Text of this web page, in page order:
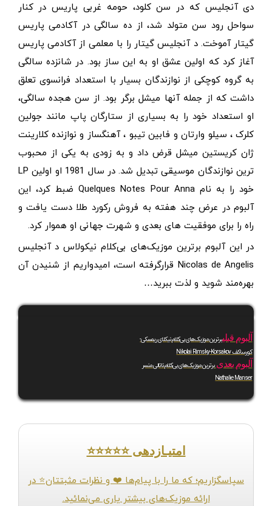
دی آنجلیس که در سن کلود، حومه غربی پاریس در کنار
سواحل رود سن متولد شد، از ده سالگی در آکادمی پاریس
گیتار آموخت. د آنجلیس گیتار را با معلمی از آکادمی پاریس
آغاز کرد که اولین عشق او به این ساز بود. در شانزده سالگی
به گروه کوچکی از نوازندگان بسیار با استعداد فرانسوی تعلق
داشت که از جمله آنها میشل برگر بود. از سن هجده سالگی،
او استعداد خود را به بسیاری از ستارگان پاپ مانند جولین
کلرک ، سیلو وارتان و فابین تیبو ، آهنگساز و نوازنده کلارینت
ژان کریستین میشل قرض داد و به زودی به یکی از محبوب
ترین نوازندگان موسیقی تبدیل شد. در سال 1981 او اولین LP
خود را به نام Quelques Notes Pour Anna ضبط کرد، این
آلبوم در عرض چند هفته به فروش رکورد طلا دست یافت و
راه را برای موفقیت های بعدی و شهرت جهانی او هموار کرد.
در این آلبوم برترین موزیک‌های بی‌کلام نیکولاس د آنجلیس
Nicolas de Angelis قرارگرفته است، امیدواریم از شنیدن آن
بهره‌مند شوید و لذت ببرید…
آلبوم قبلیبرترین موزیک‌های بی‌کلام نیکلای ریمسکی-
کورساکف Nikolai Rimsky-Korsakov
آلبوم بعدیبرترین موزیک‌های بی‌کلام ناتالی منسر
Nathalie Manser
امتیـازدهی ⭐️⭐️⭐️⭐️⭐️
سپاسگزاریم؛ که ما را با پیام‌ها ❤️ و نظرات مثبتتان⭐️ در
ارائه موزیک‌های بیشتر یاری می‌نمائید.